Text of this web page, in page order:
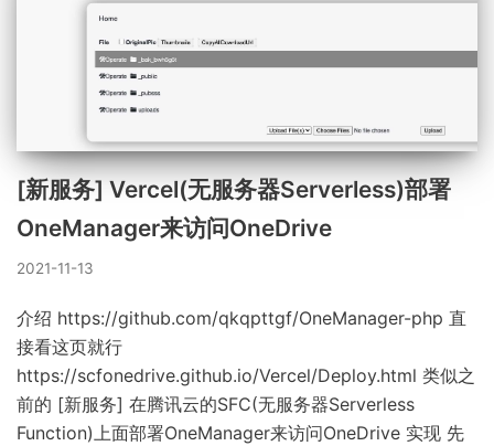
[新服务] Vercel(无服务器Serverless)部署
OneManager来访问OneDrive
2021-11-13
介绍 https://github.com/qkqpttgf/OneManager-php 直
接看这页就行
https://scfonedrive.github.io/Vercel/Deploy.html 类似之
前的 [新服务] 在腾讯云的SFC(无服务器Serverless
Function)上面部署OneManager来访问OneDrive 实现 先